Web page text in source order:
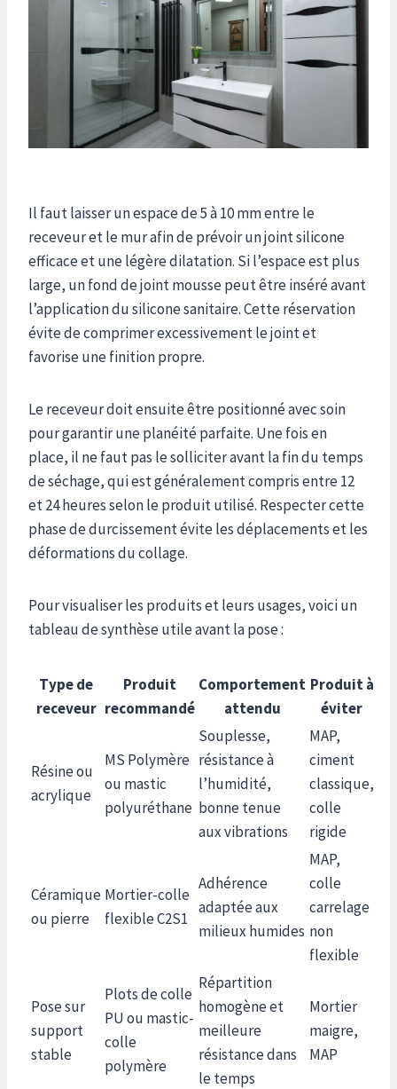
Il faut laisser un espace de 5 à 10 mm entre le
receveur et le mur afin de prévoir un joint silicone
efficace et une légère dilatation. Si l’espace est plus
large, un fond de joint mousse peut être inséré avant
l’application du silicone sanitaire. Cette réservation
évite de comprimer excessivement le joint et
favorise une finition propre.
Le receveur doit ensuite être positionné avec soin
pour garantir une planéité parfaite. Une fois en
place, il ne faut pas le solliciter avant la fin du temps
de séchage, qui est généralement compris entre 12
et 24 heures selon le produit utilisé. Respecter cette
phase de durcissement évite les déplacements et les
déformations du collage.
Pour visualiser les produits et leurs usages, voici un
tableau de synthèse utile avant la pose :
Type de
receveur
Produit
recommandé
Comportement
attendu
Produit à
éviter
Résine ou
acrylique
MS Polymère
ou mastic
polyuréthane
Souplesse,
résistance à
l’humidité,
bonne tenue
aux vibrations
MAP,
ciment
classique,
colle
rigide
Céramique
ou pierre
Mortier-colle
flexible C2S1
Adhérence
adaptée aux
milieux humides
MAP,
colle
carrelage
non
flexible
Pose sur
support
stable
Plots de colle
PU ou mastic-
colle
polymère
Répartition
homogène et
meilleure
résistance dans
le temps
Mortier
maigre,
MAP